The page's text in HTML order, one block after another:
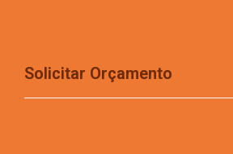
Solicitar Orçamento